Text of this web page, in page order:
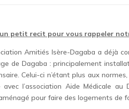
petit recit pour vous rappeler
Amitiés Isère-Dagaba a déjà
de Dagaba : principalement
Celui-ci n’étant plus aux
avec l’association Aide Médicale au
pour faire des logements de